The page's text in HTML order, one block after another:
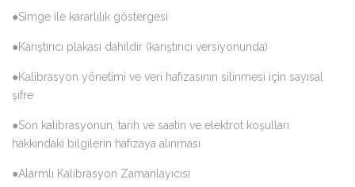
●Simge ile kararlılık göstergesi
●Karıştırıcı plakası dahildir (karıştırıcı versiyonunda)
●Kalibrasyon yönetimi ve veri hafızasının silinmesi için sayısal
şifre
●Son kalibrasyonun, tarih ve saatin ve elektrot koşulları
hakkındaki bilgilerin hafızaya alınması
●Alarmlı Kalibrasyon Zamanlayıcısı